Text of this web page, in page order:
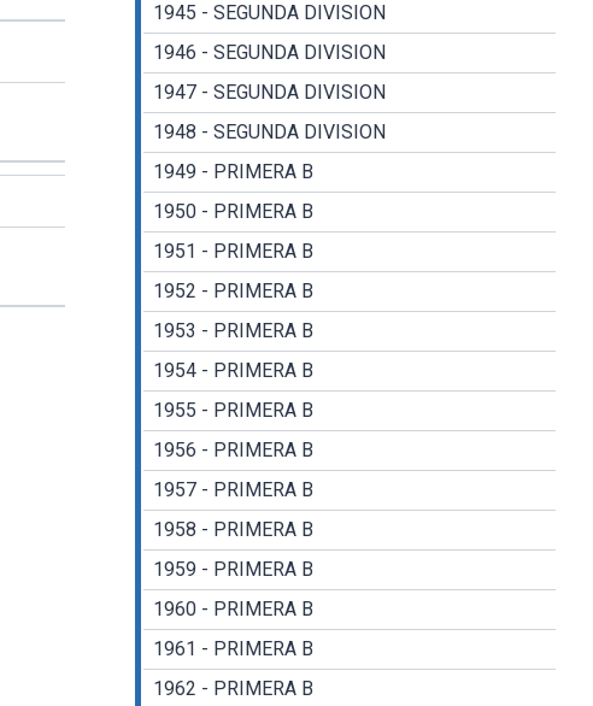
1945 - SEGUNDA DIVISION
1946 - SEGUNDA DIVISION
1947 - SEGUNDA DIVISION
1948 - SEGUNDA DIVISION
1949 - PRIMERA B
1950 - PRIMERA B
1951 - PRIMERA B
1952 - PRIMERA B
1953 - PRIMERA B
1954 - PRIMERA B
1955 - PRIMERA B
1956 - PRIMERA B
1957 - PRIMERA B
1958 - PRIMERA B
1959 - PRIMERA B
1960 - PRIMERA B
1961 - PRIMERA B
1962 - PRIMERA B